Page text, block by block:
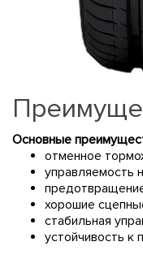
Основные
отменное
управляемость
хорошие
стабильная
устойчивость к